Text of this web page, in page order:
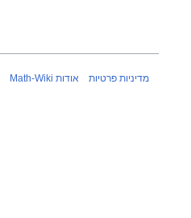
מדיניות פרטיות אודות Math-Wiki